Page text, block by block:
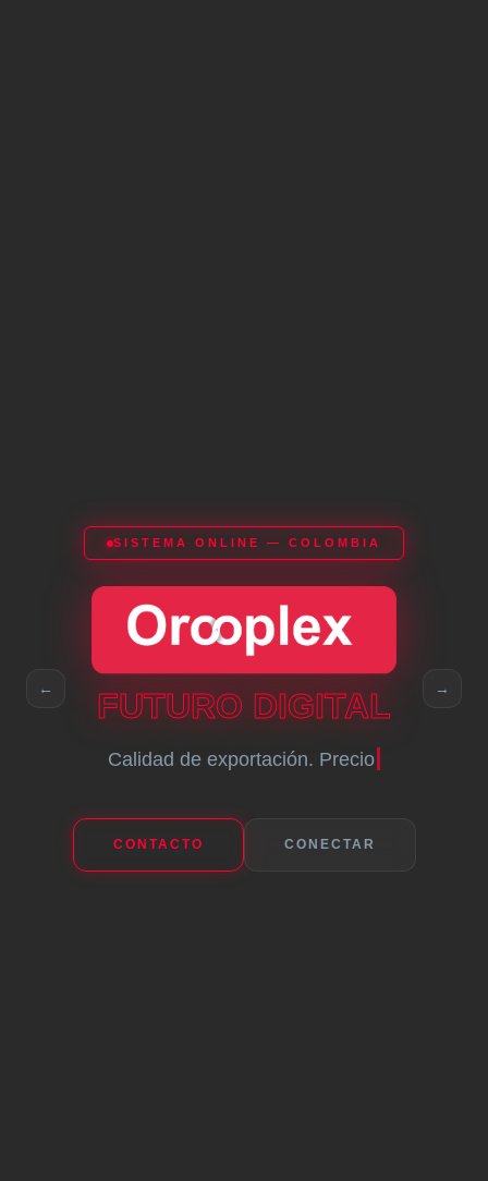
SISTEMA ONLINE — COLOMBIA
FUTURO DIGITAL
Calidad de exportación. Precio justo.
CONTACTO CONECTAR
← →